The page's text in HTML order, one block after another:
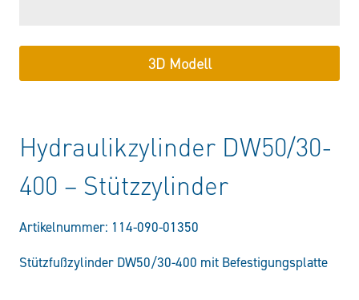
3D Modell
Hydraulikzylinder DW50/30-
400 – Stützzylinder
Artikelnummer: 114-090-01350
Stützfußzylinder DW50/30-400 mit Befestigungsplatte